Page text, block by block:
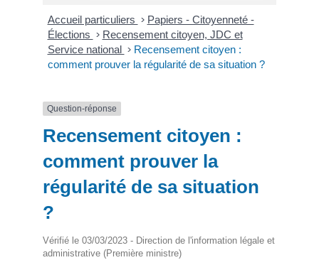
Accueil particuliers > Papiers - Citoyenneté -
Élections > Recensement citoyen, JDC et
Service national > Recensement citoyen :
comment prouver la régularité de sa situation ?
Question-réponse
Recensement citoyen :
comment prouver la
régularité de sa situation
?
Vérifié le 03/03/2023 - Direction de l'information légale et
administrative (Première ministre)